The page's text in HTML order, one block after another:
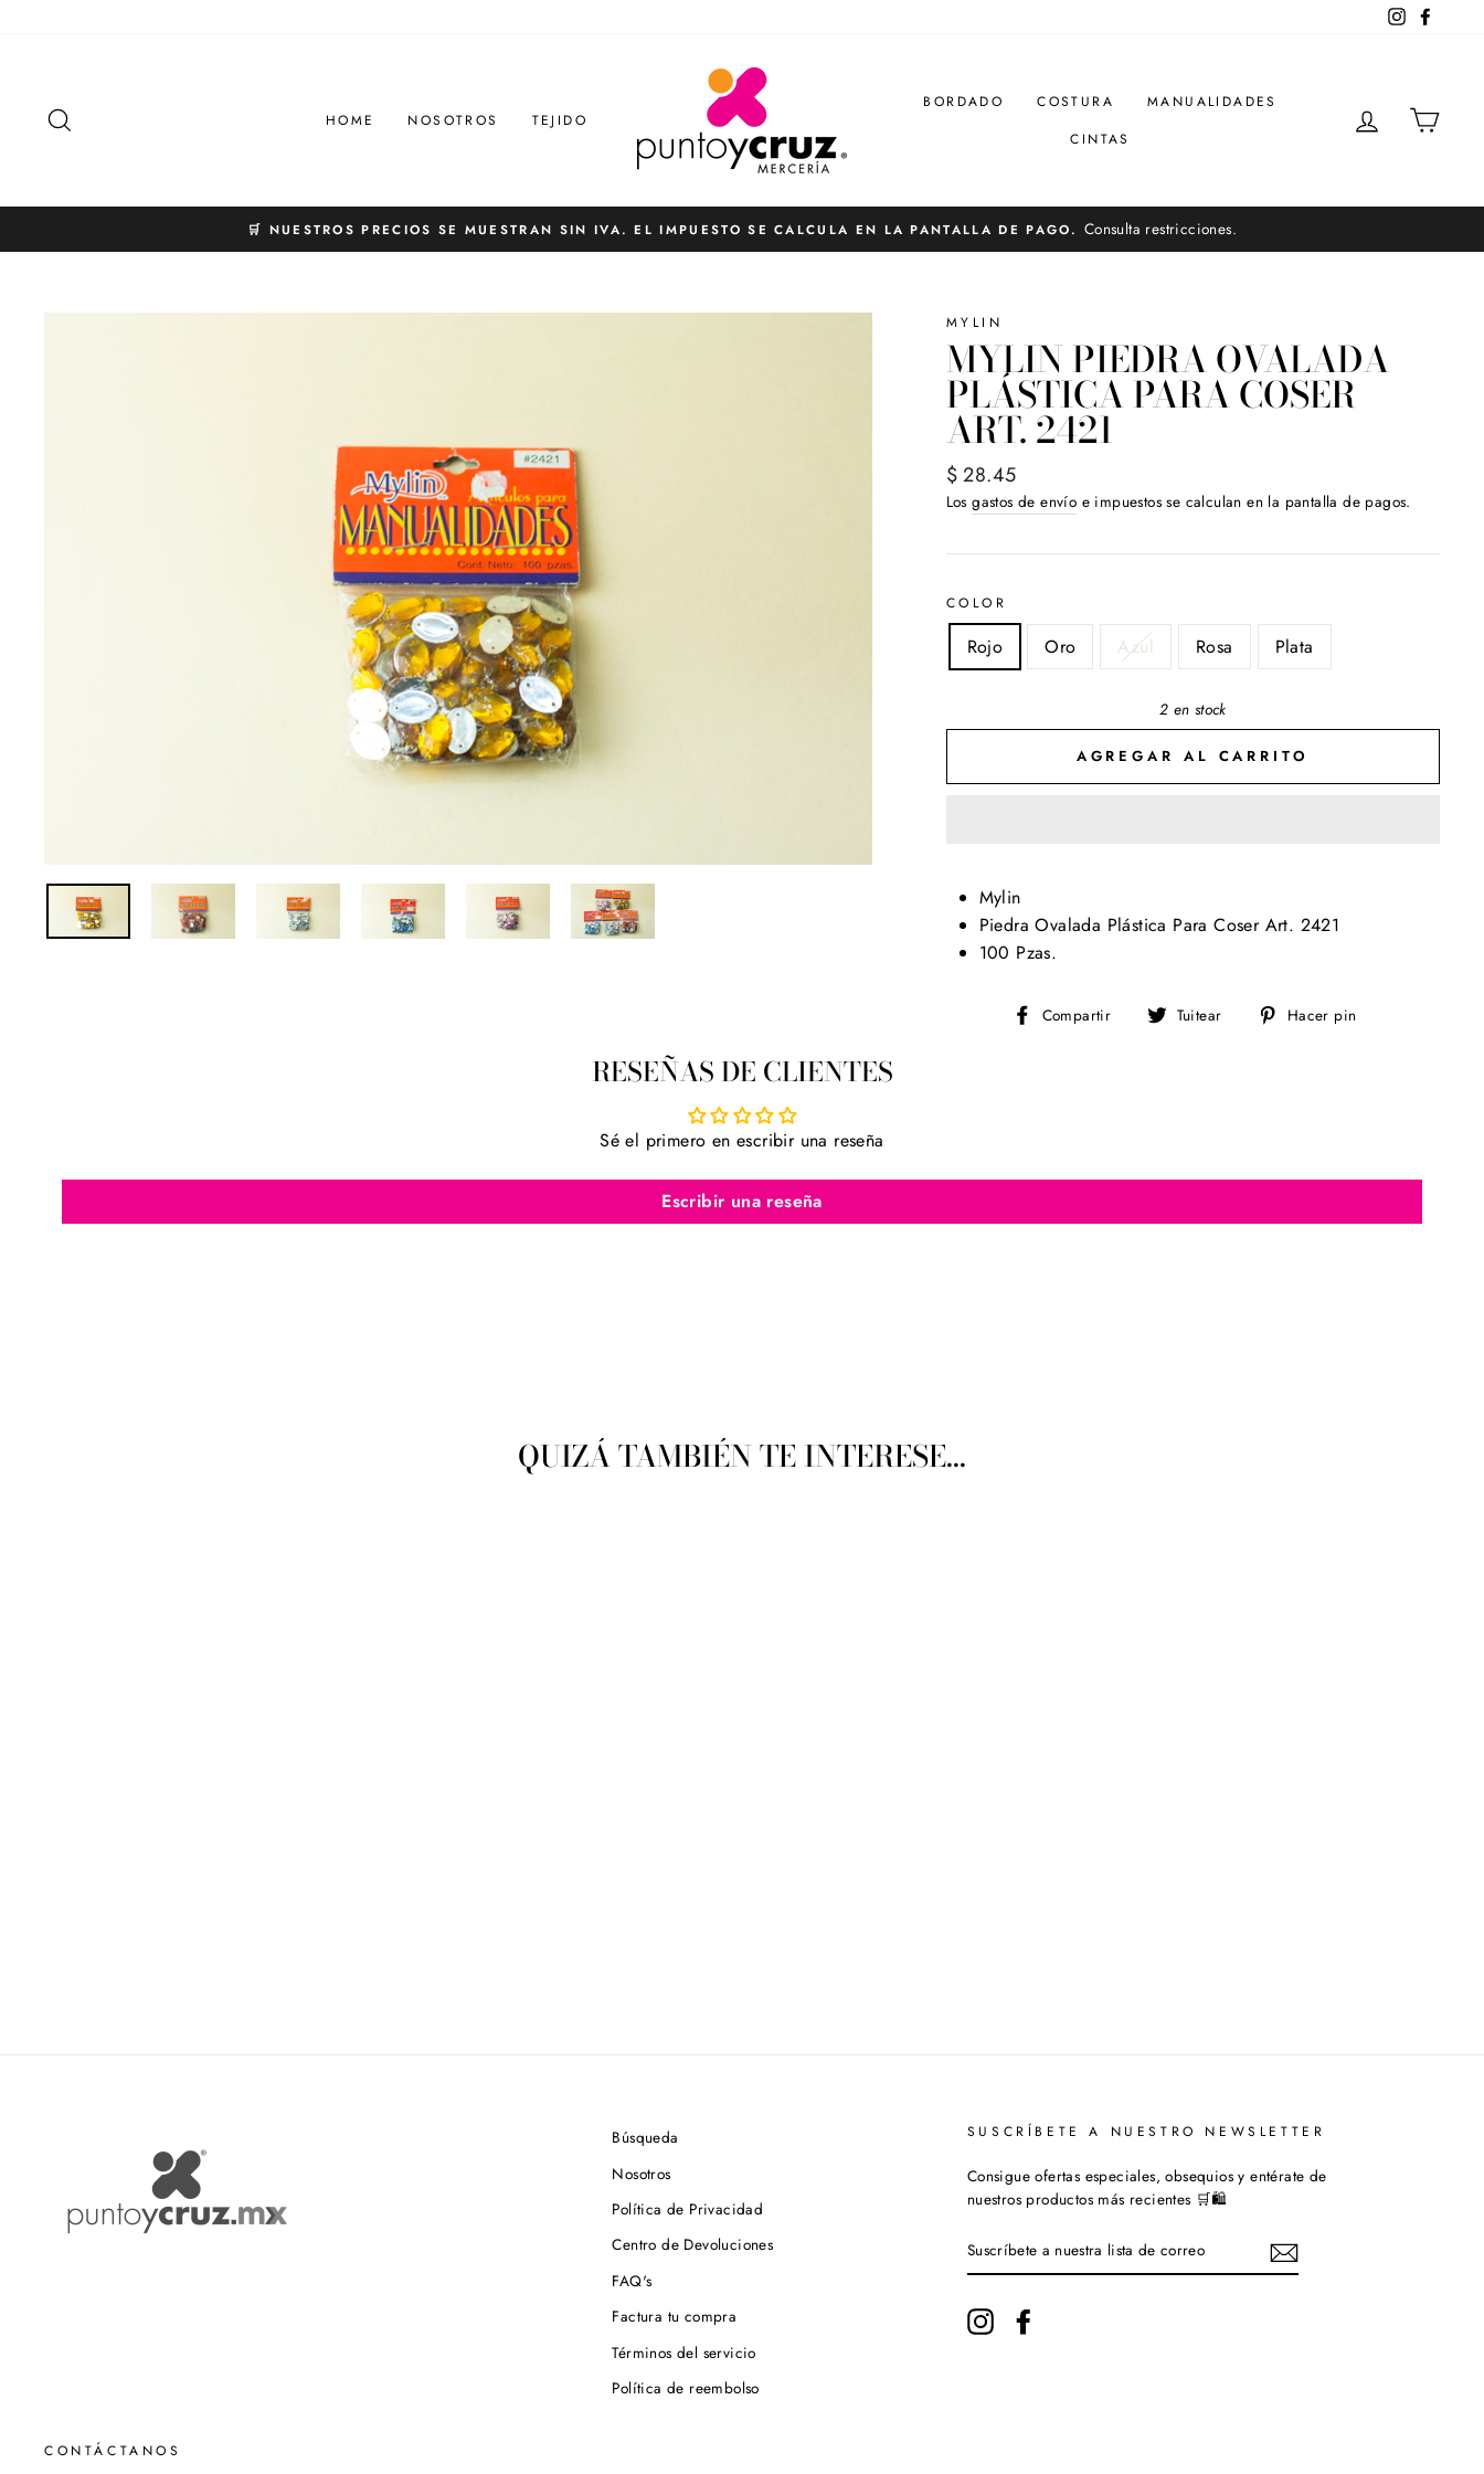
Instagram
HOME NOSOTROS TEJIDO
BORDADO COSTURA
MANUALIDADES
CINTAS
INGRESAR
diapositivas
🛒 NUESTROS PRECIOS SE MUESTRAN SIN IVA. EL IMPUESTO SE CALCULA EN LA PANTALLA DE PAGO. Consulta restricciones.
MYLIN
MYLIN PIEDRA OVALADA
PLÁSTICA PARA COSER
ART. 2421
Precio
habitual
$ 28.45
Losgastos de envío e impuestos se calculan en la pantalla de pagos.
COLOR
Rojo Oro Azul Rosa Plata
2 en stock
AGREGAR AL CARRITO
Mylin
Piedra Ovalada Plástica Para Coser Art. 2421
100 Pzas.
Compartir
Compartir
Tuitear
TuitearHacer pin
RESEÑAS DE CLIENTES
Sé el primero en escribir una reseña
Escribir una reseña
QUIZÁ TAMBIÉN TE INTERESE...
Búsqueda
Nosotros
Política de Privacidad
Centro de Devoluciones
FAQ's
Factura tu compra
Términos del servicio
Política de reembolso
SUSCRÍBETE A NUESTRO NEWSLETTER
Consigue ofertas especiales, obsequios y entérate de
nuestros productos más recientes 🛒🛍️
A
NUESTRA
DE
CORREO
Instagram
CONTÁCTANOS